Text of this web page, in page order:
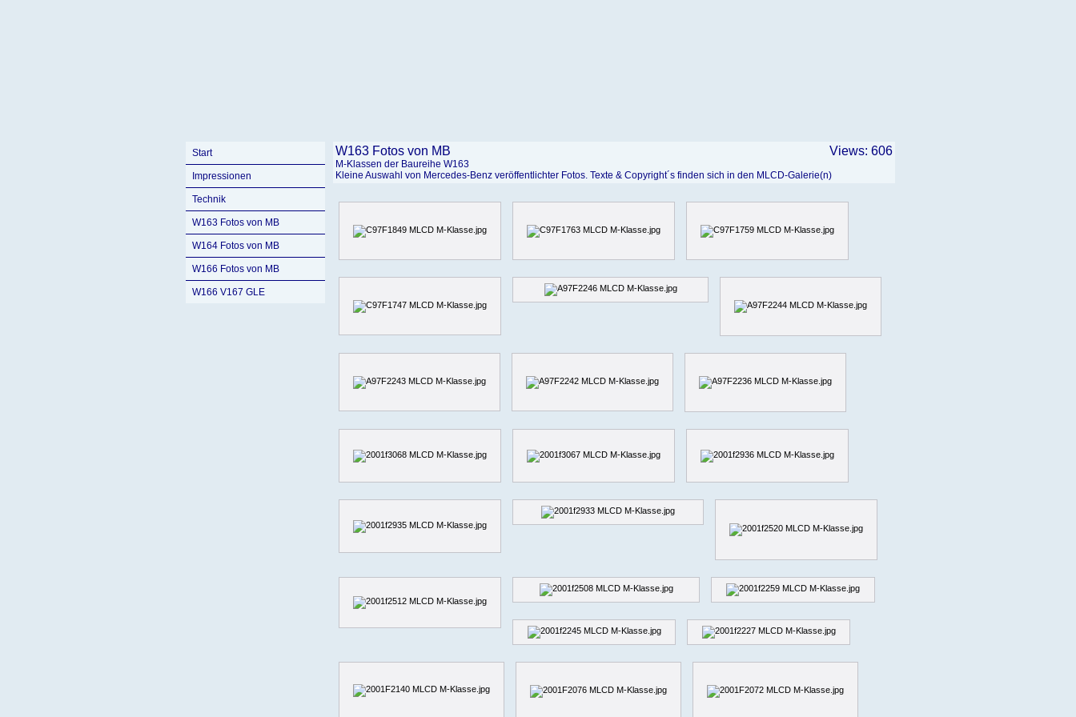
Start
Impressionen
Technik
W163 Fotos von MB
W164 Fotos von MB
W166 Fotos von MB
W166 V167 GLE
W163 Fotos von MB Views: 606
M-Klassen der Baureihe W163
Kleine Auswahl von Mercedes-Benz veröffentlichter Fotos. Texte & Copyright´s finden sich in den MLCD-Galerie(n)